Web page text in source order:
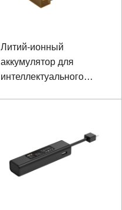
Литий-ионный
аккумулятор для
интеллектуального
оборудования